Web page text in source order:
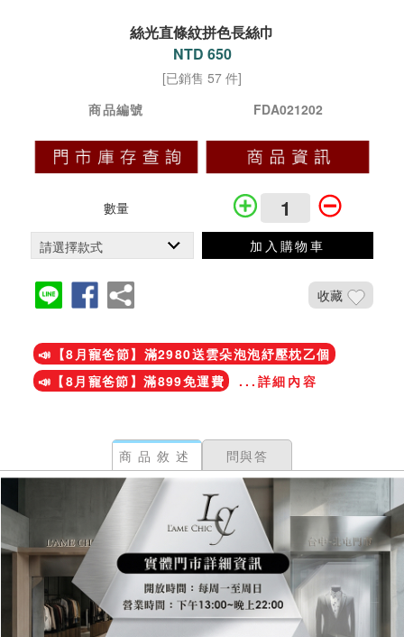
絲光直條紋拼色長絲巾
NTD 650
[已銷售 57 件]
商品編號
FDA021202
數量
加入購物車
收藏
📣【8月寵爸節】滿2980送雲朵泡泡紓壓枕乙個
📣【8月寵爸節】滿899免運費
...詳細內容
商品敘述 問與答